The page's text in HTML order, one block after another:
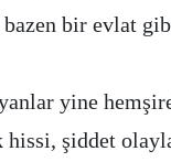
bir evlat
yine
şiddet